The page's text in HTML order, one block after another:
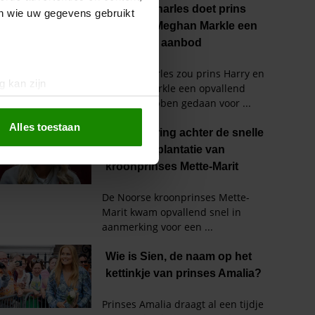
wie uw gegevens gebruikt
kan zijn
te bieden en om ons
partners voor social
die u aan ze heeft
met onze cookies als u
Alles toestaan